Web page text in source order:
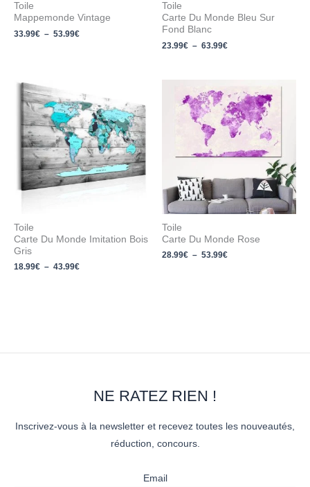
Toile
Mappemonde Vintage
33.99€ – 53.99€
Toile
Carte Du Monde Bleu Sur
Fond Blanc
23.99€ – 63.99€
Toile
Carte Du Monde Imitation Bois
Gris
18.99€ – 43.99€
de
prix :
18.99€
à
43.99€
Toile
Carte Du Monde Rose
28.99€ – 53.99€
de
prix :
28.99€
à
53.99€
NE RATEZ RIEN !
Inscrivez-vous à la newsletter et recevez toutes les nouveautés,
réduction, concours.
Email